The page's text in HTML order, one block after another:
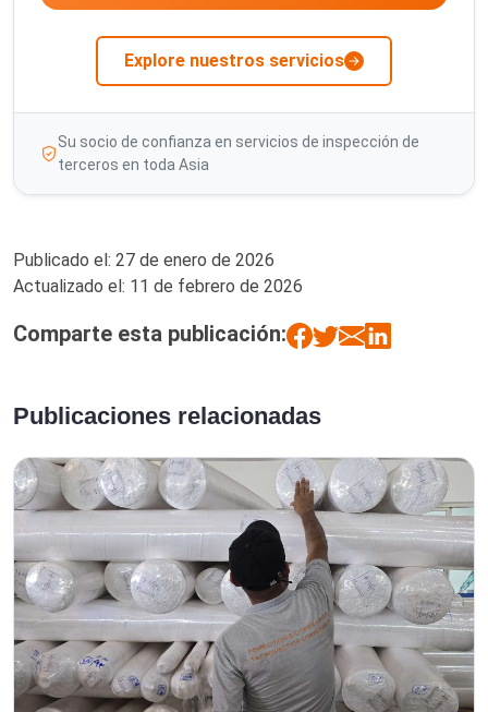
Explore nuestros servicios
Su socio de confianza en servicios de inspección de
terceros en toda Asia
Publicado el: 27 de enero de 2026
Actualizado el: 11 de febrero de 2026
Comparte esta publicación:
Publicaciones relacionadas